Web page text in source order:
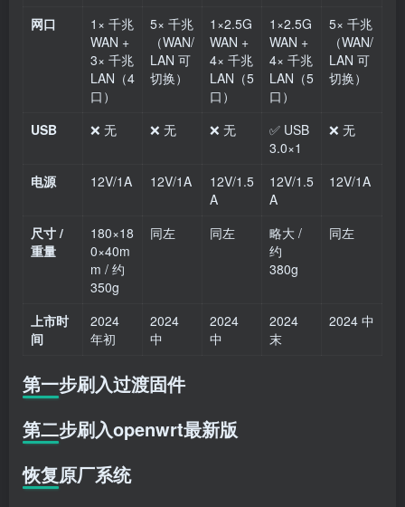
网口
1× 千兆
WAN +
3× 千兆
LAN（4
口）
5× 千兆
（WAN/
LAN 可
切换）
1×2.5G
WAN +
4× 千兆
LAN（5
口）
1×2.5G
WAN +
4× 千兆
LAN（5
口）
5× 千兆
（WAN/
LAN 可
切换）
USB ❌ 无 ❌ 无 ❌ 无
✅ USB
3.0×1
❌ 无
电源 12V/1A 12V/1A
12V/1.5
A
12V/1.5
A
12V/1A
尺寸 /
重量
180×18
0×40m
m / 约
350g
同左 同左
略大 /
约
380g
同左
上市时
间
2024
年初
2024
中
2024
中
2024
末
2024 中
第一步刷入过渡固件
第二步刷入openwrt最新版
恢复原厂系统